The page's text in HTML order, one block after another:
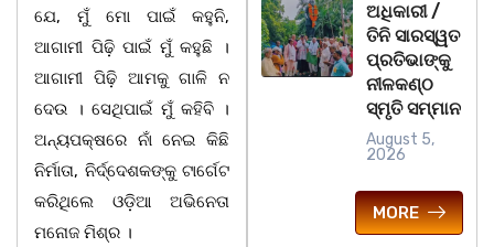
ଯେ, ମୁଁ ମୋ ପାଇଁ କହୁନି,
ଆଗାମୀ ପିଢ଼ି ପାଇଁ ମୁଁ କହୁଛି ।
ଆଗାମୀ ପିଢ଼ି ଆମକୁ ଗାଳି ନ
ଦେଉ । ସେଥିପାଇଁ ମୁଁ କହିବି ।
ଅନ୍ୟପକ୍ଷରେ ନାଁ ନେଇ କିଛି
ନିର୍ମାତା, ନିର୍ଦ୍ଦେଶକଙ୍କୁ ଟାର୍ଗେଟ
କରିଥିଲେ ଓଡ଼ିଆ ଅଭିନେତା
ମନୋଜ ମିଶ୍ର ।
ଅଧିକାରୀ /
ତିନି ସାରସ୍ୱତ
ପ୍ରତିଭାଙ୍କୁ
ନୀଳକଣ୍ଠ
ସ୍ମୃତି ସମ୍ମାନ
August 5,
2026
MORE